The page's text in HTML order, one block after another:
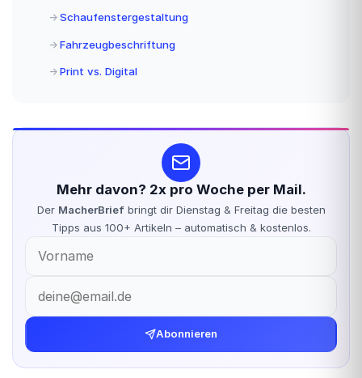
Schaufenstergestaltung
Fahrzeugbeschriftung
Print vs. Digital
Mehr davon? 2x pro Woche per Mail.
Der MacherBriefbringt dir Dienstag & Freitag die besten
Tipps aus 100+ Artikeln – automatisch & kostenlos.
Abonnieren